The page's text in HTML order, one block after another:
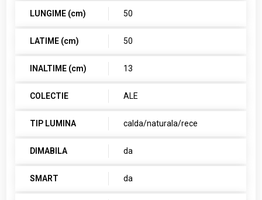
LUNGIME (cm) 50
LATIME (cm) 50
INALTIME (cm) 13
COLECTIE ALE
TIP LUMINA calda/naturala/rece
DIMABILA da
SMART da